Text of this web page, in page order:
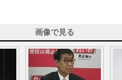
画像で見る